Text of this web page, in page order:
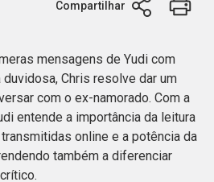
Compartilhar
mensagens de Yudi com
Chris resolve dar um
com o ex-namorado. Com a
entende a importância da leitura
online e a potência da
também a diferenciar